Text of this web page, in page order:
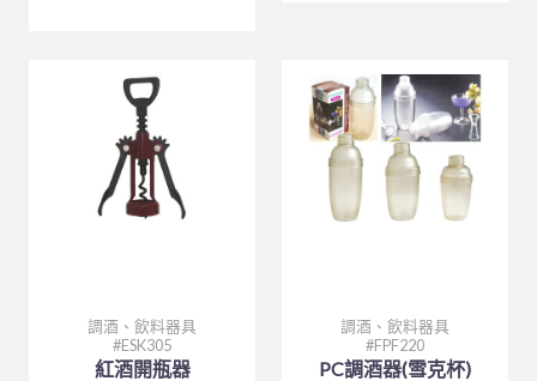
調酒、飲料器具
ESK305
紅酒開瓶器
調酒、飲料器具
FPF220
PC調酒器(雪克杯)